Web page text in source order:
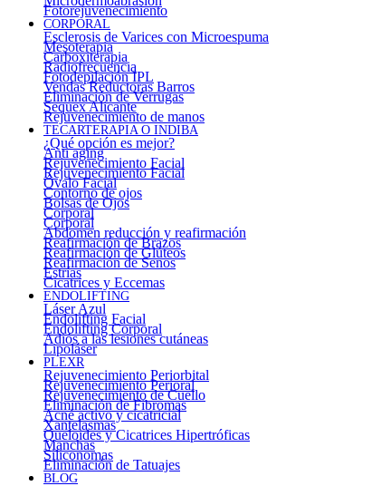
Fotorejuvenecimiento
CORPORAL
Esclerosis de Varices con Microespuma
Mesoterapia
Carboxiterapia
Radiofrecuencia
Fotodepilación IPL
Vendas Reductoras Barros
Eliminación de Verrugas
Sequex Alicante
Rejuvenecimiento de manos
TECARTERAPIA O INDIBA
¿Qué opción es mejor?
Anti aging
Rejuvenecimiento Facial
Rejuvenecimiento Facial
Óvalo Facial
Contorno de ojos
Bolsas de Ojos
Corporal
Corporal
Abdomen reducción y reafirmación
Reafirmación de Brazos
Reafirmación de Glúteos
Reafirmación de Senos
Estrías
Cicatrices y Eccemas
ENDOLIFTING
Láser Azul
Endolifting Facial
Endolifting Corporal
Adiós a las lesiones cutáneas
Lipoláser
PLEXR
Rejuvenecimiento Periorbital
Rejuvenecimiento Perioral
Rejuvenecimiento de Cuello
Eliminación de Fibromas
Acné activo y cicatricial
Xantelasmas
Queloides y Cicatrices Hipertróficas
Manchas
Siliconomas
Eliminación de Tatuajes
BLOG